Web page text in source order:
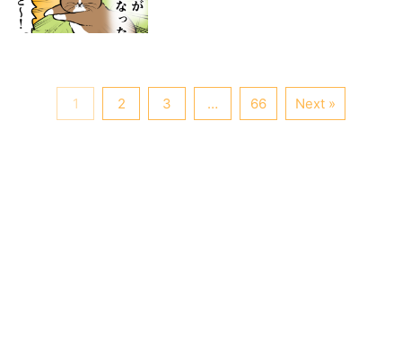
1 2 3 … 66 Next »